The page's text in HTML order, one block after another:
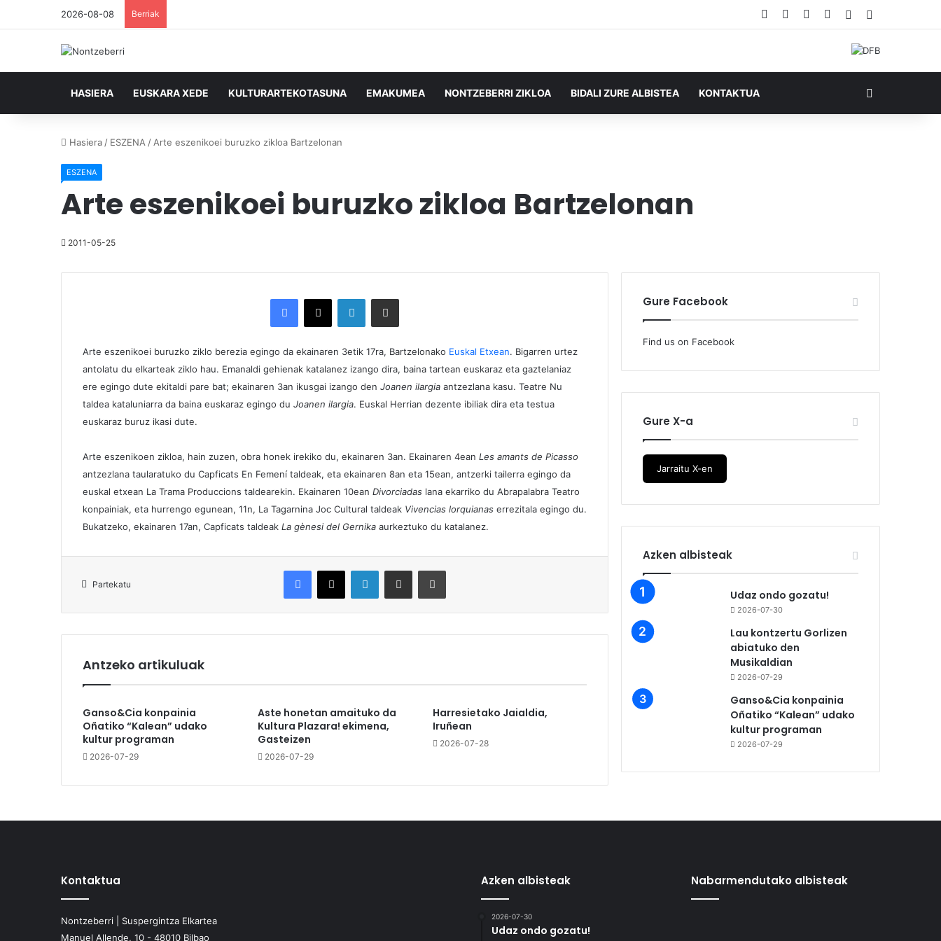
2026-08-08 Berriak Facebook YouTube
RSS Ausazko
HASIERA EUSKARA XEDE KULTURARTEKOTASUNA EMAKUMEA NONTZEBERRI ZIKLOA BIDALI ZURE ALBISTEA KONTAKTUA
Hasiera / ESZENA / Arte eszenikoei buruzko zikloa Bartzelonan
ESZENA
Arte eszenikoei buruzko zikloa Bartzelonan
2011-05-25
Arte eszenikoei buruzko ziklo berezia egingo da ekainaren 3etik 17ra, Bartzelonako Euskal Etxean. Bigarren urtez
antolatu du elkarteak ziklo hau. Emanaldi gehienak katalanez izango dira, baina tartean euskaraz eta gaztelaniaz
ere egingo dute ekitaldi pare bat; ekainaren 3an ikusgai izango den Joanen ilargia antzezlana kasu. Teatre Nu
taldea kataluniarra da baina euskaraz egingo du Joanen ilargia. Euskal Herrian dezente ibiliak dira eta testua
euskaraz buruz ikasi dute.
Arte eszenikoen zikloa, hain zuzen, obra honek irekiko du, ekainaren 3an. Ekainaren 4ean Les amants de Picasso
antzezlana taularatuko du Capficats En Femení taldeak, eta ekainaren 8an eta 15ean, antzerki tailerra egingo da
euskal etxean La Trama Produccions taldearekin. Ekainaren 10ean Divorciadas lana ekarriko du Abrapalabra Teatro
konpainiak, eta hurrengo egunean, 11n, La Tagarnina Joc Cultural taldeak Vivencias lorquianas errezitala egingo du.
Bukatzeko, ekainaren 17an, Capficats taldeak La gènesi del Gernika aurkeztuko du katalanez.
Partekatu
Antzeko artikuluak
Ganso&Cia konpainia
Oñatiko “Kalean” udako
kultur programan
2026-07-29
Aste honetan amaituko da
Kultura Plazara! ekimena,
Gasteizen
2026-07-29
Harresietako Jaialdia,
Iruñean
2026-07-28
Gure Facebook
Find us on Facebook
Gure X-a
Jarraitu X-en
Azken albisteak
Udaz ondo gozatu!
2026-07-30
Lau kontzertu Gorlizen
abiatuko den
Musikaldian
2026-07-29
Ganso&Cia konpainia
Oñatiko “Kalean” udako
kultur programan
2026-07-29
Kontaktua
Nontzeberri | Suspergintza Elkartea
Manuel Allende, 10 - 48010 Bilbao
Azken albisteak
2026-07-30
Udaz ondo gozatu!
Nabarmendutako albisteak